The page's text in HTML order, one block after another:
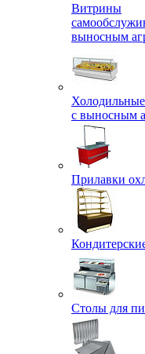
Витрины
выносным
с выносным
Прилавки
Столы для